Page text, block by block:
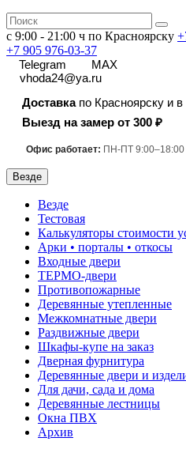
с 9:00 - 21:00 ч по Красноярску
+7 905 976-03-37
Telegram
MAX
vhoda24@ya.ru
Доставкапо Красноярску и в
Выезд на замер от 300 ₽
Офис работает: ПН-ПТ
Везде
Везде
Тестовая
Калькуляторы стоимости
Арки • порталы • откосы
Входные двери
ТЕРМО-двери
Противопожарные
Деревянные утепленные
Межкомнатные двери
Раздвижные двери
Шкафы-купе на заказ
Дверная фурнитура
Деревянные двери и
Для дачи, сада и дома
Деревянные лестницы
Окна ПВХ
Архив